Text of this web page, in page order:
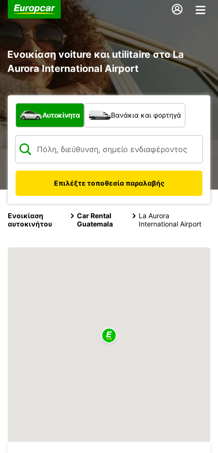
Ενοικίαση voiture και utilitaire στο La
Aurora International Airport
Τι τύπος οχήματος;
Αυτοκίνητα Βανάκια και φορτηγά
Επιλέξτε τοποθεσία παραλαβής
Ενοικίαση
αυτοκινήτου
Car Rental
Guatemala
La Aurora
International Airport